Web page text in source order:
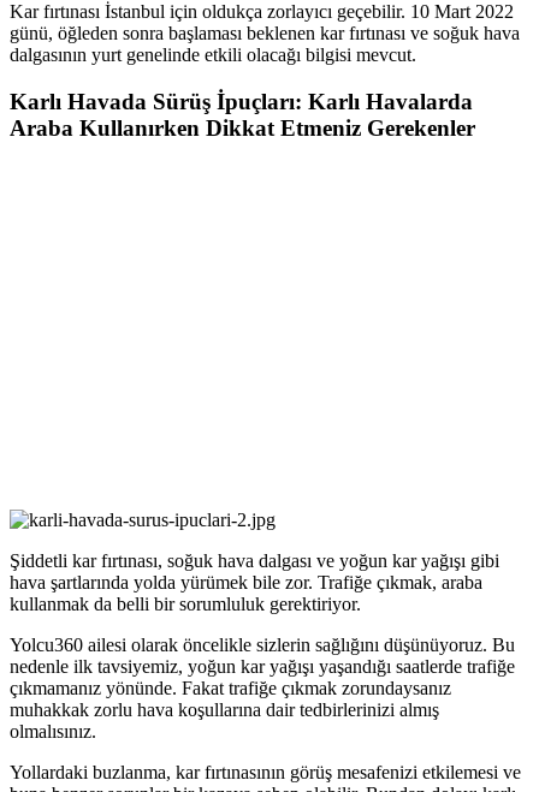
Kar fırtınası İstanbul için oldukça zorlayıcı geçebilir. 10 Mart 2022
günü, öğleden sonra başlaması beklenen kar fırtınası ve soğuk hava
dalgasının yurt genelinde etkili olacağı bilgisi mevcut.
Karlı Havada Sürüş İpuçları: Karlı Havalarda
Araba Kullanırken Dikkat Etmeniz Gerekenler
Şiddetli kar fırtınası, soğuk hava dalgası ve yoğun kar yağışı gibi
hava şartlarında yolda yürümek bile zor. Trafiğe çıkmak, araba
kullanmak da belli bir sorumluluk gerektiriyor.
Yolcu360 ailesi olarak öncelikle sizlerin sağlığını düşünüyoruz. Bu
nedenle ilk tavsiyemiz, yoğun kar yağışı yaşandığı saatlerde trafiğe
çıkmamanız yönünde. Fakat trafiğe çıkmak zorundaysanız
muhakkak zorlu hava koşullarına dair tedbirlerinizi almış
olmalısınız.
Yollardaki buzlanma, kar fırtınasının görüş mesafenizi etkilemesi ve